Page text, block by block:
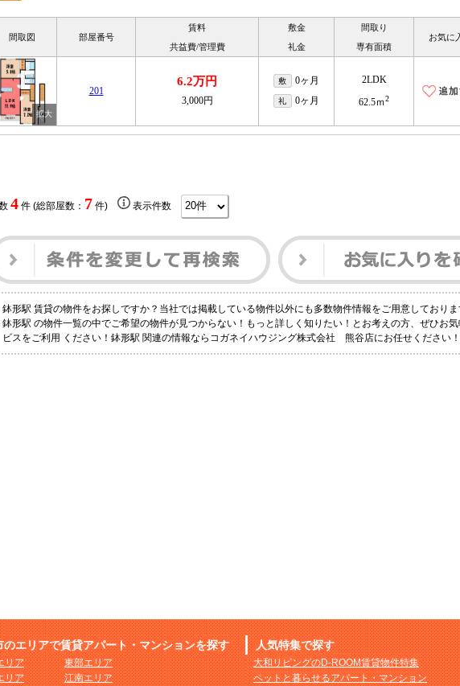
間取図 部屋番号
賃料
共益費/管理費
敷金
礼金
間取り
専有面積
お気に
201
6.2万円
3,000円
敷 0ヶ月
礼 0ヶ月
2LDK
62.5ｍ2
4件 (総部屋数： 7 件) 表示件数
鉢形駅 賃貸の物件をお探しですか？当社では掲載している物件以外にも多数物件情報をご用意しておりま
鉢形駅 の物件一覧の中でご希望の物件が見つからない！もっと詳しく知りたい！とお考えの方、ぜひお
ビスをご利用 ください！鉢形駅 関連の情報ならコガネイハウジング株式会社 熊谷店にお任せください！
のエリアで賃貸アパート・マンションを探す
リア
リア
東部エリア
江南エリア
人気特集で探す
大和リビングのD-ROOM賃貸物件特集
ペットと暮らせるアパート・マンション